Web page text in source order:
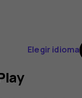
Elegir idioma